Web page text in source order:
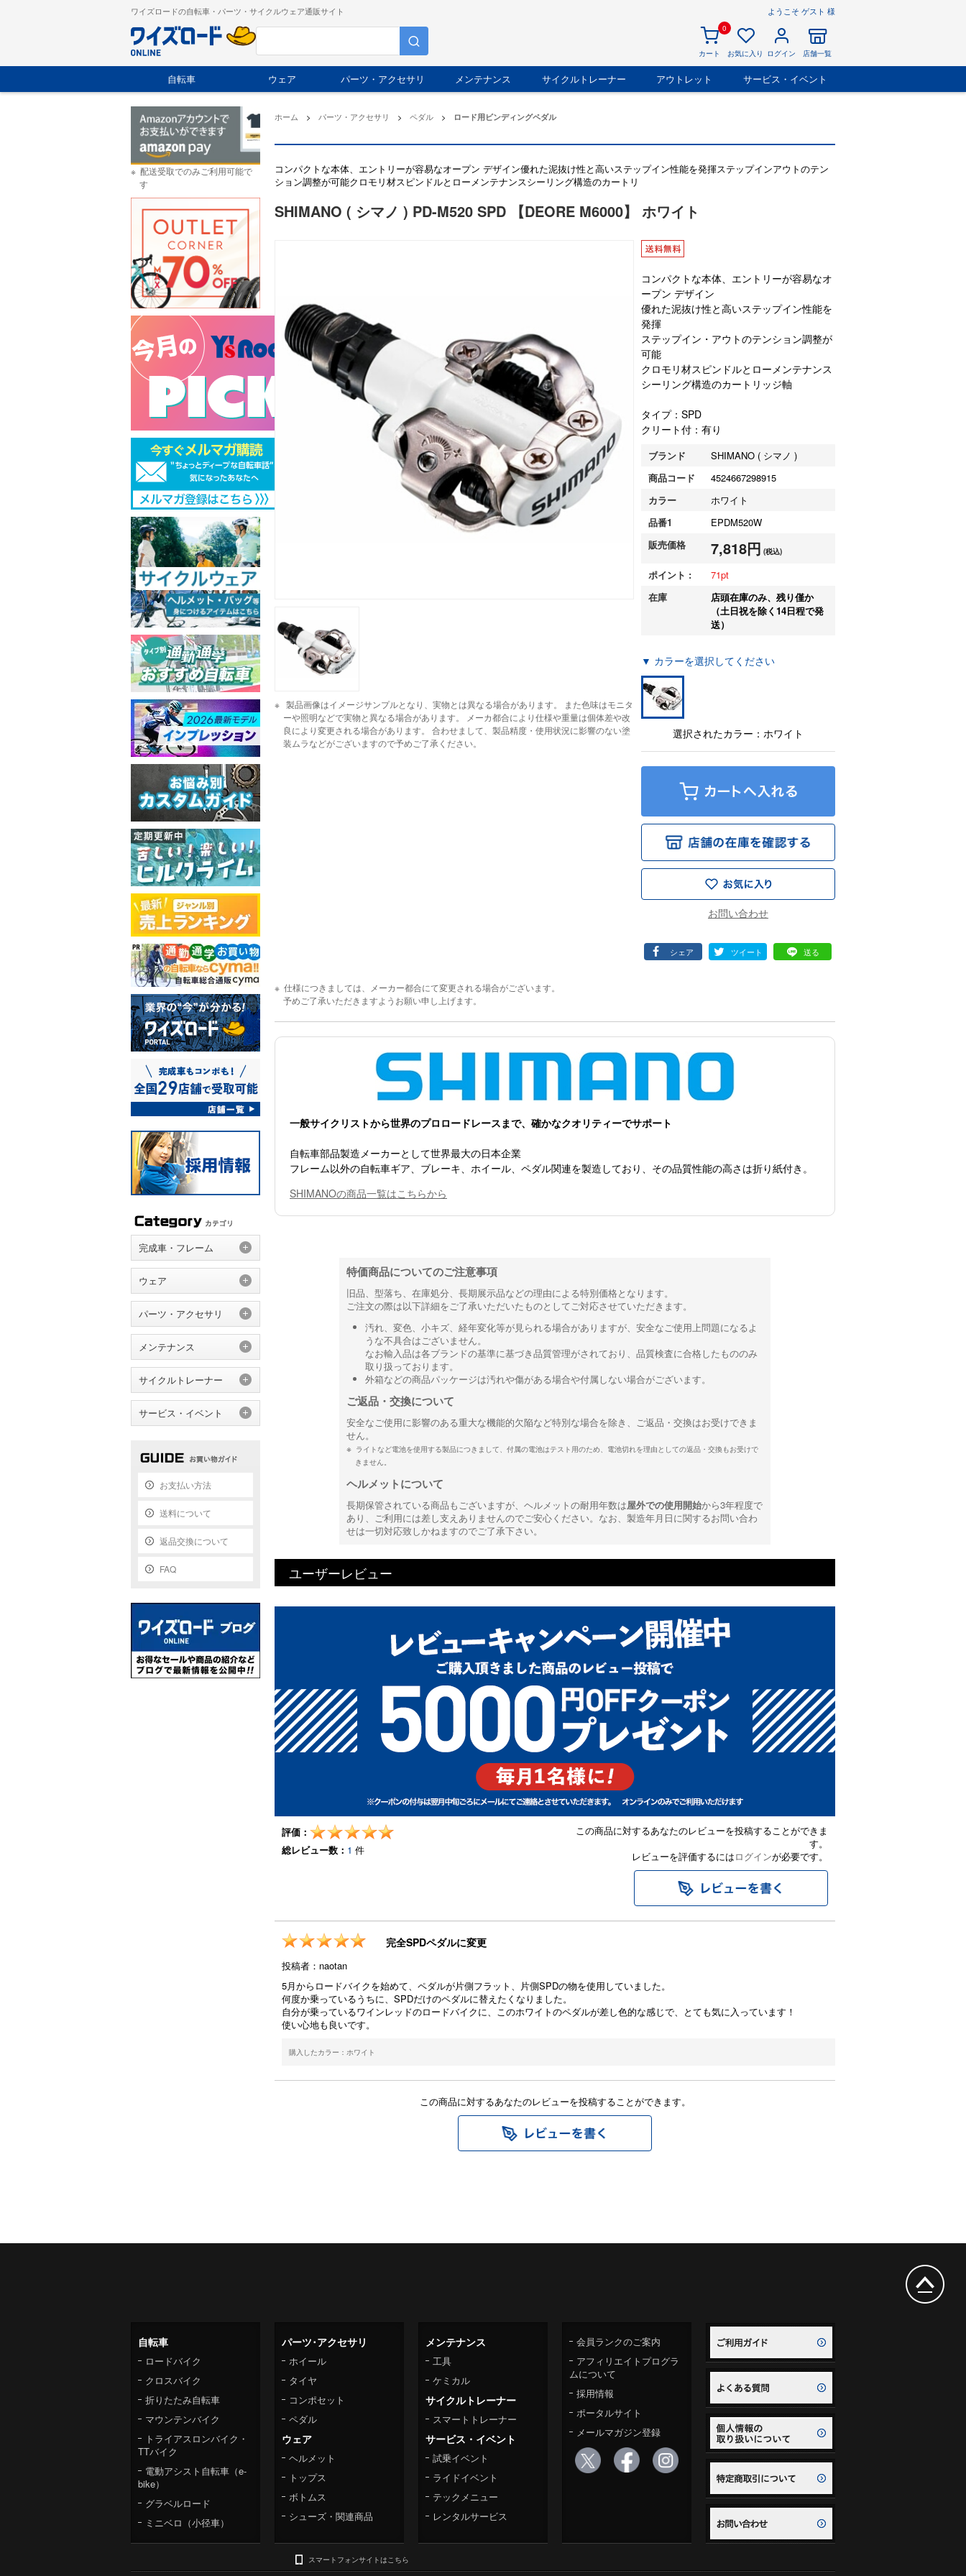
ワイズロードの自転車・パーツ・サイクルウェア通販サイト ようこそ ゲスト 様
0
カート お気に入り ログイン 店舗一覧
自転車 ウェア パーツ・アクセサリ メンテナンス サイクルトレーナー アウトレット サービス・イベント
ホーム > パーツ・アクセサリ > ペダル > ロード用ビンディングペダル
コンパクトな本体、エントリーが容易なオープン デザイン優れた泥抜け性と高いステップイン性能を発揮ステップインアウトのテン
ション調整が可能クロモリ材スピンドルとローメンテナンスシーリング構造のカートリ
SHIMANO ( シマノ ) PD-M520 SPD 【DEORE M6000】 ホワイト
製品画像はイメージサンプルとなり、実物とは異なる場合があります。 また色味はモニタ
ーや照明などで実物と異なる場合があります。 メーカ都合により仕様や重量は個体差や改
良により変更される場合があります。 合わせまして、製品精度・使用状況に影響のない塗
装ムラなどがございますので予めご了承ください。
コンパクトな本体、エントリーが容易なオ
ープン デザイン
優れた泥抜け性と高いステップイン性能を
発揮
ステップイン・アウトのテンション調整が
可能
クロモリ材スピンドルとローメンテナンス
シーリング構造のカートリッジ軸
タイプ：SPD
クリート付：有り
ブランド
SHIMANO ( シマノ )
商品コード
4524667298915
カラー
ホワイト
品番1
EPDM520W
販売価格
7,818円 (税込)
ポイント :
71
在庫
店頭在庫のみ、残り僅か
（土日祝を除く14日程で発
送）
▼ カラーを選択してください
選択されたカラー：ホワイト
シェア ツイート 送る
仕様につきましては、メーカー都合にて変更される場合がございます。
予めご了承いただきますようお願い申し上げます。
一般サイクリストから世界のプロロードレースまで、確かなクオリティーでサポート
自転車部品製造メーカーとして世界最大の日本企業
フレーム以外の自転車ギア、ブレーキ、ホイール、ペダル関連を製造しており、その品質性能の高さは折り紙付き。
SHIMANOの商品一覧はこちらから
特価商品についてのご注意事項
旧品、型落ち、在庫処分、長期展示品などの理由による特別価格となります。
ご注文の際は以下詳細をご了承いただいたものとしてご対応させていただきます。
汚れ、変色、小キズ、経年変化等が見られる場合がありますが、安全なご使用上問題になるよ
うな不具合はございません。
なお輸入品は各ブランドの基準に基づき品質管理がされており、品質検査に合格したもののみ
取り扱っております。
外箱などの商品パッケージは汚れや傷がある場合や付属しない場合がございます。
ご返品・交換について
安全なご使用に影響のある重大な機能的欠陥など特別な場合を除き、ご返品・交換はお受けできま
せん。
ライトなど電池を使用する製品につきまして、付属の電池はテスト用のため、電池切れを理由としての返品・交換もお受けで
きません。
ヘルメットについて
長期保管されている商品もございますが、ヘルメットの耐用年数は屋外での使用開始から3年程度で
あり、ご利用には差し支えありませんのでご安心ください。なお、製造年月日に関するお問い合わ
せは一切対応致しかねますのでご了承下さい。
ユーザーレビュー
評価：
総レビュー数： 1 件
この商品に対するあなたのレビューを投稿することができま
す。
レビューを評価するにはログインが必要です。
完全SPDペダルに変更
投稿者：naotan
5月からロードバイクを始めて、ペダルが片側フラット、片側SPDの物を使用していました。
何度か乗っているうちに、SPDだけのペダルに替えたくなりました。
自分が乗っているワインレッドのロードバイクに、このホワイトのペダルが差し色的な感じで、とても気に入っています！
使い心地も良いです。
購入したカラー：ホワイト
この商品に対するあなたのレビューを投稿することができます。
配送受取でのみご利用可能で
す
完成車・フレーム
ウェア
パーツ・アクセサリ
メンテナンス
サイクルトレーナー
サービス・イベント
お支払い方法
送料について
返品交換について
FAQ
スマートフォンサイトはこちら
自転車
ロードバイク
クロスバイク
折りたたみ自転車
マウンテンバイク
トライアスロンバイク・
TTバイク
電動アシスト自転車（e-
bike）
グラベルロード
ミニベロ（小径車）
パーツ･アクセサリ
ホイール
タイヤ
コンポセット
ペダル
ウェア
ヘルメット
トップス
ボトムス
シューズ・関連商品
メンテナンス
工具
ケミカル
サイクルトレーナー
スマートトレーナー
サービス・イベント
試乗イベント
ライドイベント
テックメニュー
レンタルサービス
会員ランクのご案内
アフィリエイトプログラ
ムについて
採用情報
ポータルサイト
メールマガジン登録